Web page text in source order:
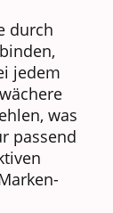
durch
jedem
was
passend